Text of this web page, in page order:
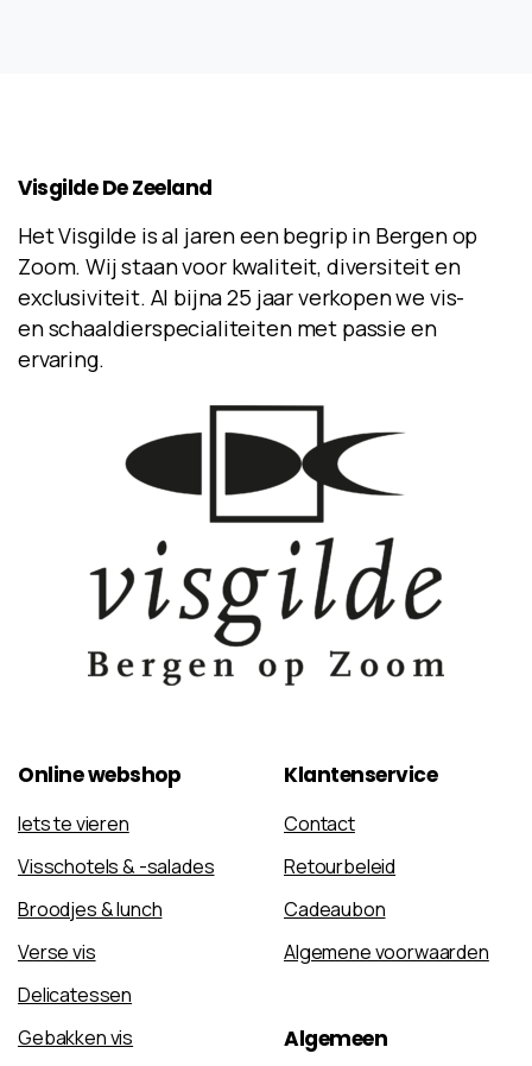
Visgilde DeZeeland
Het Visgilde is al jaren een begrip in Bergen op
Zoom. Wij staan voor kwaliteit, diversiteit en
exclusiviteit. Al bijna 25 jaar verkopen we vis-
en schaaldierspecialiteiten met passie en
ervaring.
Onlinewebshop
Iets te vieren
Visschotels & -salades
Broodjes & lunch
Verse vis
Delicatessen
Gebakken vis
Klantenservice
Contact
Retourbeleid
Cadeaubon
Algemene voorwaarden
Algemeen